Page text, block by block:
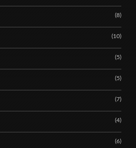
(8)
(10)
(5)
(5)
(7)
(4)
(6)